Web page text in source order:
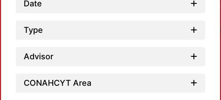
Date
Type
Advisor
CONAHCYT Area